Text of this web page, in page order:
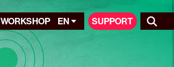
WORKSHOP EN SUPPORT